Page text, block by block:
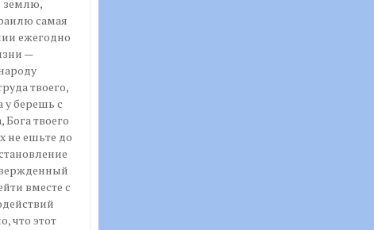
землю,
самая
ежегодно
—
твоего,
у берешь с
твоего
не ешьте до
вместе с
что этот